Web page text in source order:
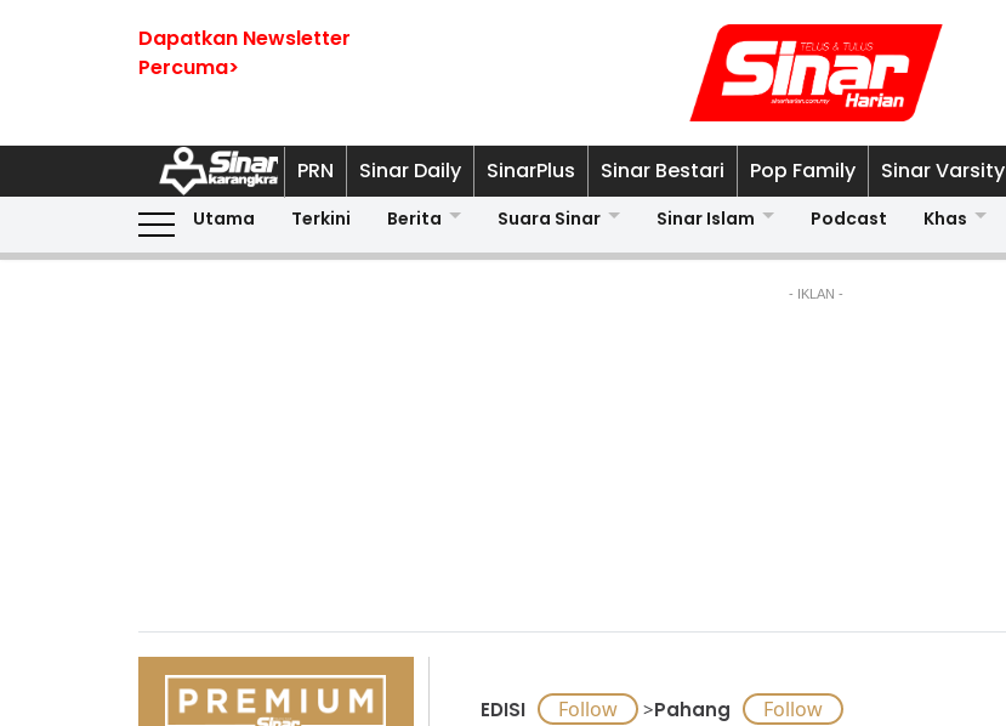
Dapatkan Newsletter
Percuma>
PRN Sinar Daily SinarPlus Sinar Bestari Pop Family Sinar Varsity
Utama Terkini Berita Suara Sinar Sinar Islam Podcast Khas
- IKLAN -
EDISI >Pahang